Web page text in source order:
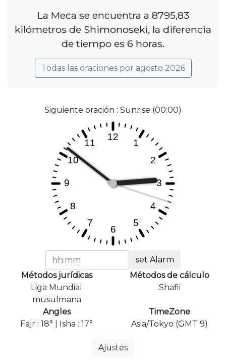
La Meca se encuentra a 8795,83
kilómetros de Shimonoseki, la diferencia
de tiempo es 6 horas.
Todas las oraciones por agosto 2026
Siguiente oración : Sunrise (00:00)
set Alarm
Métodos jurídicas
Liga Mundial
musulmana
Métodos de cálculo
Shafii
Angles
Fajr : 18° | Isha : 17°
TimeZone
Asia/Tokyo (GMT 9)
Ajustes